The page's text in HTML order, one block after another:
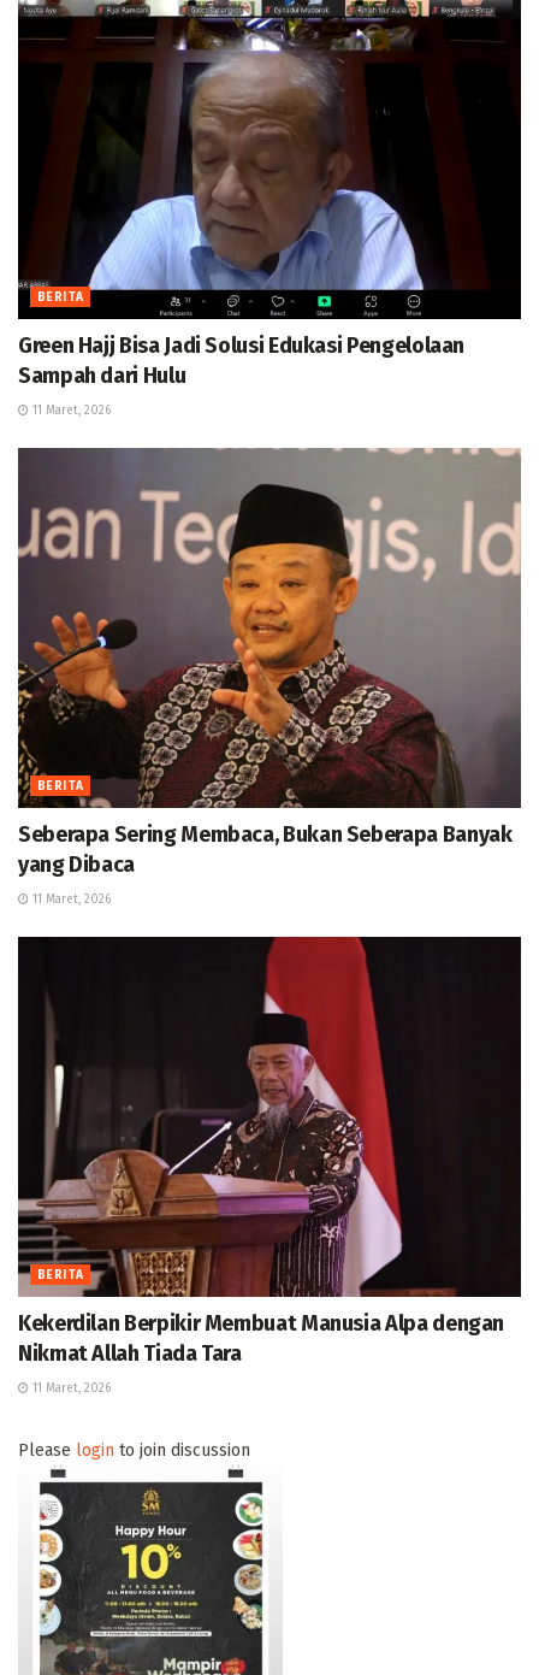
BERITA
Green Hajj Bisa Jadi Solusi Edukasi Pengelolaan
Sampah dari Hulu
11 Maret, 2026
BERITA
Seberapa Sering Membaca, Bukan Seberapa Banyak
yang Dibaca
11 Maret, 2026
BERITA
Kekerdilan Berpikir Membuat Manusia Alpa dengan
Nikmat Allah Tiada Tara
11 Maret, 2026
Please login to join discussion